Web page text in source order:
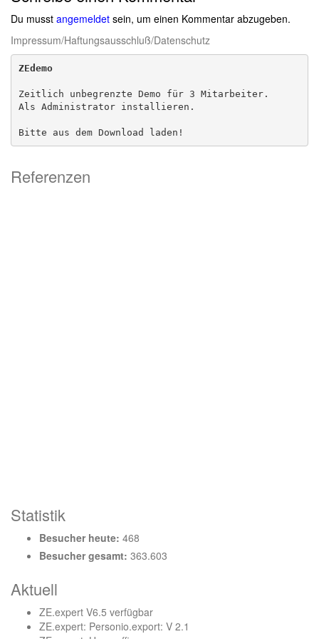
Du musst angemeldet sein, um einen Kommentar abzugeben.
Impressum/Haftungsausschluß/Datenschutz
ZEdemo
Zeitlich unbegrenzte Demo für 3 Mitarbeiter.
Als Administrator installieren.
Bitte aus dem Download laden!
Referenzen
Statistik
Besucher heute: 468
Besucher gesamt: 363.603
Aktuell
ZE.expert V6.5 verfügbar
ZE.expert: Personio.export: V 2.1